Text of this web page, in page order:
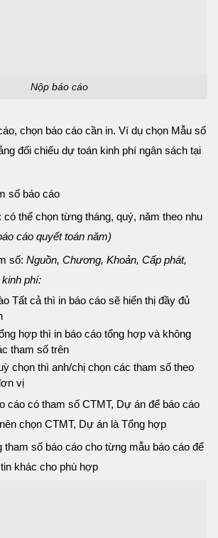
Nộp báo cáo
chọn báo cáo cần in. Ví dụ chọn Mẫu số
đối chiếu dự toán kinh phí ngân sách tại
số báo cáo
thể chọn từng tháng, quý, năm theo nhu
cáo quyết toán năm)
số: Nguồn, Chương, Khoản, Cấp phát,
phí:
Tất cả thì in báo cáo sẽ hiển thị đầy đủ
hợp thì in báo cáo tổng hợp và không
tham số trên
chọn thì anh/chị chọn các tham số theo
vị
cáo có tham số CTMT, Dự án để báo cáo
chọn CTMT, Dự án là Tổng hợp
tham số báo cáo cho từng mẫu báo cáo để
khác cho phù hợp